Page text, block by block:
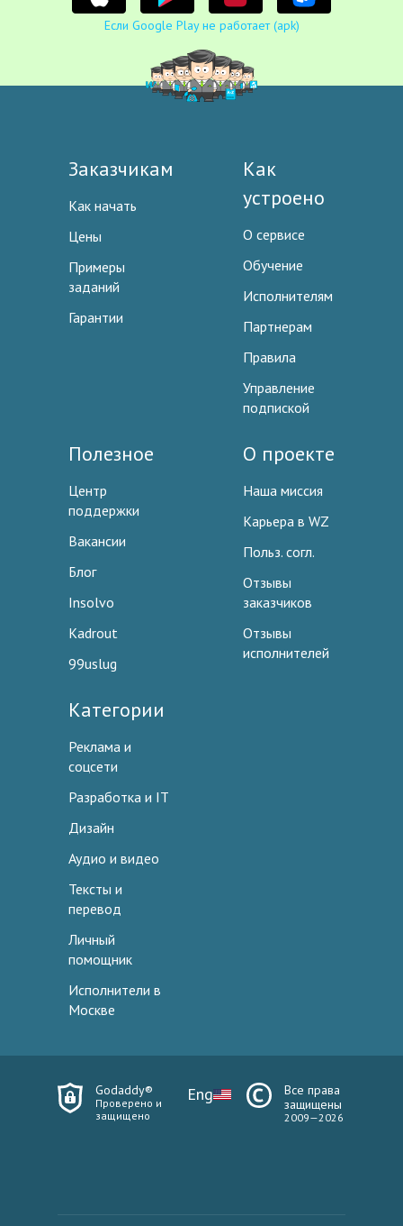
Если Google Play не работает (apk)
Заказчикам
Как начать
Цены
Примеры
заданий
Гарантии
Как
устроено
О сервисе
Обучение
Исполнителям
Партнерам
Правила
Управление
подпиской
Полезное
Центр
поддержки
Вакансии
Блог
Insolvo
Kadrout
99uslug
О проекте
Наша миссия
Карьера в WZ
Польз. согл.
Отзывы
заказчиков
Отзывы
исполнителей
Категории
Реклама и
соцсети
Разработка и IT
Дизайн
Аудио и видео
Тексты и
перевод
Личный
помощник
Исполнители в
Москве
Godaddy®
Проверено и
защищено
Eng
Все права
защищены
2009—2026